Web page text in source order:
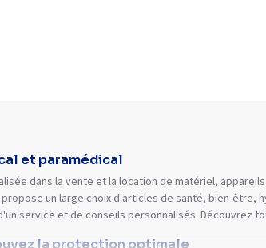
et paramédical
dans la vente et la location de matériel,
un large choix d'articles de santé, bien-être,
service et de conseils personnalisés. Découvrez
la protection optimale